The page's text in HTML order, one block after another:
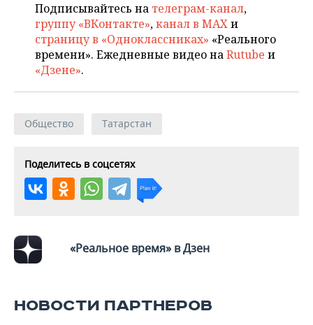
Подписывайтесь на телеграм-канал,
группу «ВКонтакте»,канал в MAXи
страницу в «Одноклассниках» «Реального
времени». Ежедневные видео наRutube и
«Дзене».
Общество Татарстан
Поделитесь в соцсетях
«Реальное время» в Дзен
НОВОСТИ ПАРТНЕРОВ